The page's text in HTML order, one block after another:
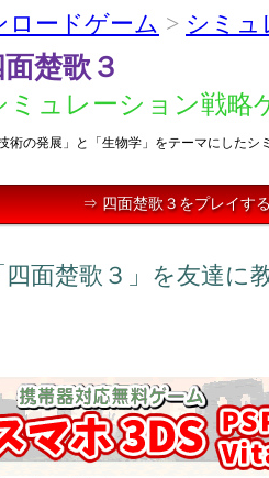
ロードゲーム > シミュ
楚歌３
ュレーション戦略
技術の発展」と「生物学」をテーマにしたシ
⇒ 四面楚歌３をプレイす
面楚歌３」を友達に